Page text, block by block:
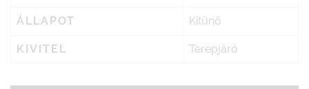
ÁLLAPOT Kitűnő
KIVITEL Terepjáró